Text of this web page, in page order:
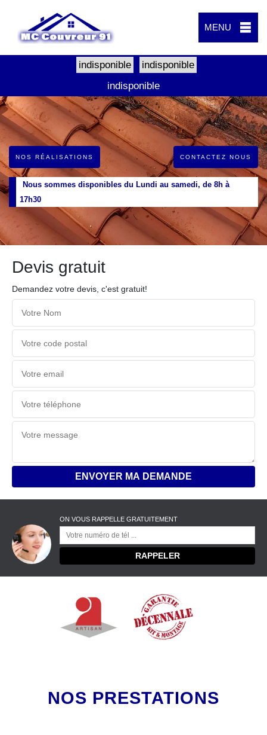
MENU
indisponible
indisponible
indisponible
NOS RÉALISATIONS CONTACTEZ NOUS
Nous sommes disponibles du Lundi au samedi, de 8h à
17h30
Devis gratuit
Demandez votre devis, c'est gratuit!
ON VOUS RAPPELLE GRATUITEMENT
NOS PRESTATIONS